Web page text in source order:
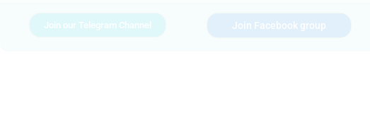
Join our Telegram Channel Join Facebook group